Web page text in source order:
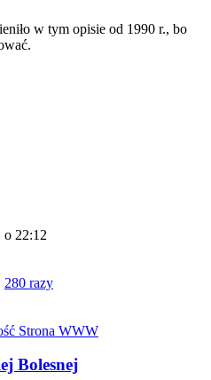
w tym opisie od 1990 r., bo
o 22:12
280 razy
Strona WWW
Bolesnej